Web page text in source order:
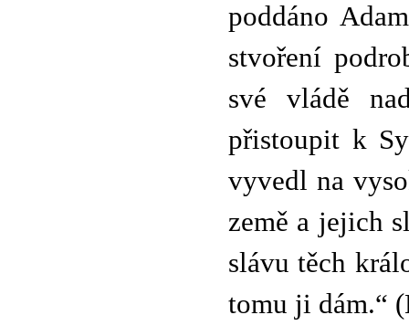
poddáno
stvoření
své vládě
přistoupit k
vyvedl na
země a jejich
slávu těch
tomu ji dám.“